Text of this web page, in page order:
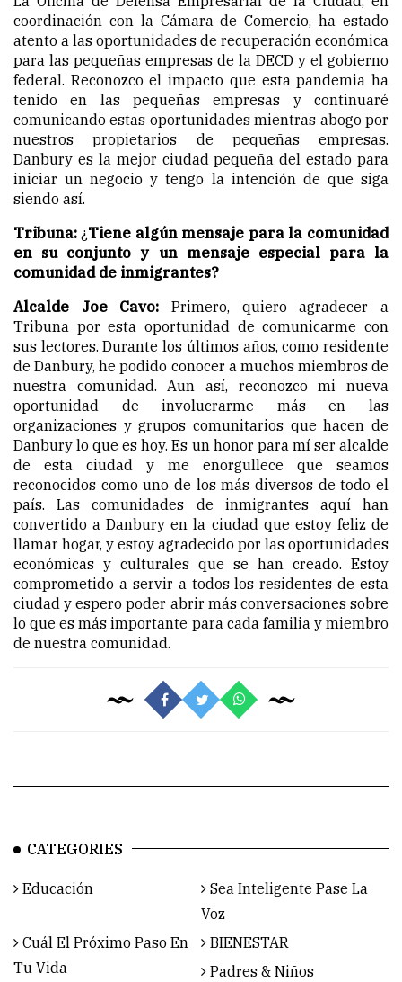
coordinación con la Cámara de Comercio, ha estado
atento a las oportunidades de recuperación económica
para las pequeñas empresas de la DECD y el gobierno
federal. Reconozco el impacto que esta pandemia ha
tenido en las pequeñas empresas y continuaré
comunicando estas oportunidades mientras abogo por
nuestros propietarios de pequeñas empresas.
Danbury es la mejor ciudad pequeña del estado para
iniciar un negocio y tengo la intención de que siga
siendo así.
Tribuna: ¿Tiene algún mensaje para la comunidad
en su conjunto y un mensaje especial para la
comunidad de inmigrantes?
Alcalde Joe Cavo: Primero, quiero agradecer a
Tribuna por esta oportunidad de comunicarme con
sus lectores. Durante los últimos años, como residente
de Danbury, he podido conocer a muchos miembros de
nuestra comunidad. Aun así, reconozco mi nueva
oportunidad de involucrarme más en las
organizaciones y grupos comunitarios que hacen de
Danbury lo que es hoy. Es un honor para mí ser alcalde
de esta ciudad y me enorgullece que seamos
reconocidos como uno de los más diversos de todo el
país. Las comunidades de inmigrantes aquí han
convertido a Danbury en la ciudad que estoy feliz de
llamar hogar, y estoy agradecido por las oportunidades
económicas y culturales que se han creado. Estoy
comprometido a servir a todos los residentes de esta
ciudad y espero poder abrir más conversaciones sobre
lo que es más importante para cada familia y miembro
de nuestra comunidad.
CATEGORIES
Educación
Sea Inteligente Pase La
Voz
Cuál El Próximo Paso En
Tu Vida
BIENESTAR
Padres & Niños